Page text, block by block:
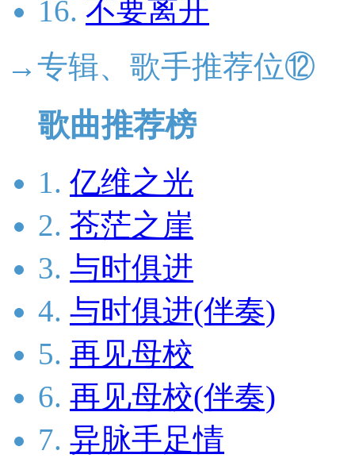
16. 不要离开
→专辑、歌手推荐位⑫
歌曲推荐榜
1. 亿维之光
2. 苍茫之崖
3. 与时俱进
4. 与时俱进(伴奏)
5. 再见母校
6. 再见母校(伴奏)
7. 异脉手足情